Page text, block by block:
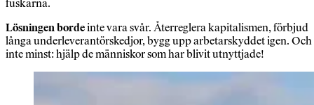
fuskarna.
Lösningen bordeinte vara svår. Återreglera kapitalismen, förbjud
långa underleverantörskedjor, bygg upp arbetarskyddet igen. Och
inte minst: hjälp de människor som har blivit utnyttjade!